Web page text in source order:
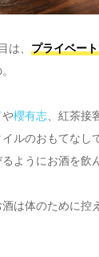
、 プライベー
や櫻有志、紅茶接
ルのおもてなし
ようにお酒を飲
は体のために控